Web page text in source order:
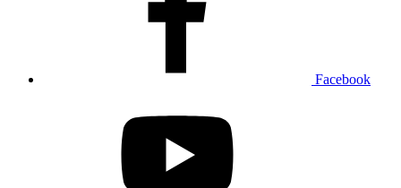
Facebook